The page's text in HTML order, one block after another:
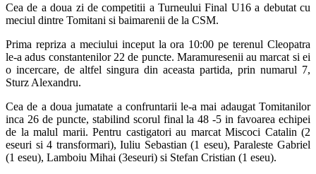
Cea de a doua zi de competitii a Turneului Final U16 a debutat cu
meciul dintre Tomitani si baimarenii de la CSM.
Prima repriza a meciului inceput la ora 10:00 pe terenul Cleopatra
le-a adus constantenilor 22 de puncte. Maramuresenii au marcat si ei
o incercare, de altfel singura din aceasta partida, prin numarul 7,
Sturz Alexandru.
Cea de a doua jumatate a confruntarii le-a mai adaugat Tomitanilor
inca 26 de puncte, stabilind scorul final la 48 -5 in favoarea echipei
de la malul marii. Pentru castigatori au marcat Miscoci Catalin (2
eseuri si 4 transformari), Iuliu Sebastian (1 eseu), Paraleste Gabriel
(1 eseu), Lamboiu Mihai (3eseuri) si Stefan Cristian (1 eseu).